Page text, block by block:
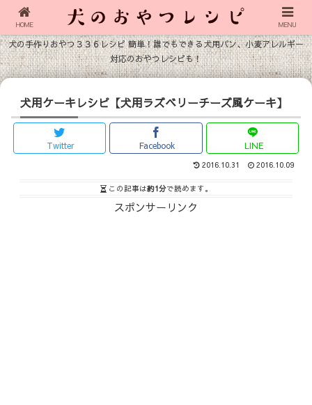
犬の手作りおやつ３３６レシピ 簡単！誰でもできる犬用パン、小麦アレルギー
対応のおやつレシピも！
犬用ケーキレシピ【犬用ラズベリーチーズ風ケーキ】
Twitter Facebook LINE
2016.10.31 2016.10.09
この記事は約1分で読めます。
スポンサーリンク
HOME MENU